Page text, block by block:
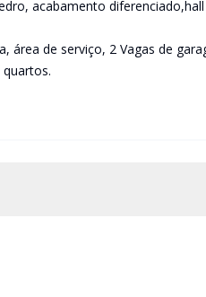
acabamento
área de serviço, 2 Vagas de